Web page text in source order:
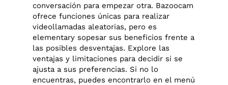
conversación para empezar otra. Bazoocam
ofrece funciones únicas para realizar
videollamadas aleatorias, pero es
elementary sopesar sus beneficios frente a
las posibles desventajas. Explore las
ventajas y limitaciones para decidir si se
ajusta a sus preferencias. Si no lo
encuentras, puedes encontrarlo en el menú